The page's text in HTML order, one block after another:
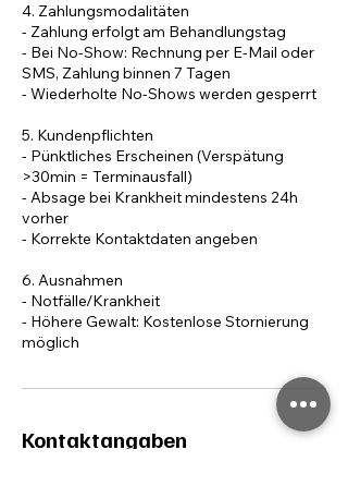
4. Zahlungsmodalitäten
- Zahlung erfolgt am Behandlungstag
- Bei No-Show: Rechnung per E-Mail oder
SMS, Zahlung binnen 7 Tagen
- Wiederholte No-Shows werden gesperrt
5. Kundenpflichten
- Pünktliches Erscheinen (Verspätung
>30min = Terminausfall)
- Absage bei Krankheit mindestens 24h
vorher
- Korrekte Kontaktdaten angeben
6. Ausnahmen
- Notfälle/Krankheit
- Höhere Gewalt: Kostenlose Stornierung
möglich
Kontaktangaben